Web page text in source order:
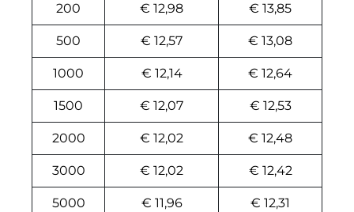
200 € 12,98 € 13,85
500 € 12,57 € 13,08
1000 € 12,14 € 12,64
1500 € 12,07 € 12,53
2000 € 12,02 € 12,48
3000 € 12,02 € 12,42
5000 € 11,96 € 12,31